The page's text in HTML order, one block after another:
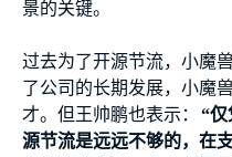
景的关键。
过去为了开源节流，小魔
了公司的长期发展，小魔
才。但王帅鹏也表示：
“仅
源节流是远远不够的，在